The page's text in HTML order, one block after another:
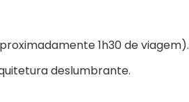
1h30 de viagem).
deslumbrante.